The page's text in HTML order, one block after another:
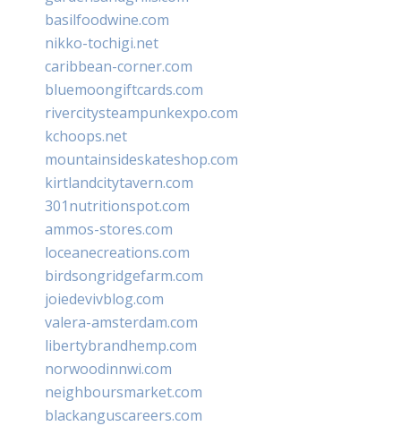
basilfoodwine.com
nikko-tochigi.net
caribbean-corner.com
bluemoongiftcards.com
rivercitysteampunkexpo.com
kchoops.net
mountainsideskateshop.com
kirtlandcitytavern.com
301nutritionspot.com
ammos-stores.com
loceanecreations.com
birdsongridgefarm.com
joiedevivblog.com
valera-amsterdam.com
libertybrandhemp.com
norwoodinnwi.com
neighboursmarket.com
blackanguscareers.com